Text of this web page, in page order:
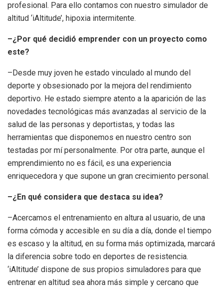
profesional. Para ello contamos con nuestro simulador de
altitud ‘iAltitude’, hipoxia intermitente.
–¿Por qué decidió emprender con un proyecto como
este?
–Desde muy joven he estado vinculado al mundo del
deporte y obsesionado por la mejora del rendimiento
deportivo. He estado siempre atento a la aparición de las
novedades tecnológicas más avanzadas al servicio de la
salud de las personas y deportistas, y todas las
herramientas que disponemos en nuestro centro son
testadas por mí personalmente. Por otra parte, aunque el
emprendimiento no es fácil, es una experiencia
enriquecedora y que supone un gran crecimiento personal.
–¿En qué considera que destaca su idea?
–Acercamos el entrenamiento en altura al usuario, de una
forma cómoda y accesible en su día a día, donde el tiempo
es escaso y la altitud, en su forma más optimizada, marcará
la diferencia sobre todo en deportes de resistencia.
‘iAltitude’ dispone de sus propios simuladores para que
entrenar en altitud sea ahora más simple y cercano que